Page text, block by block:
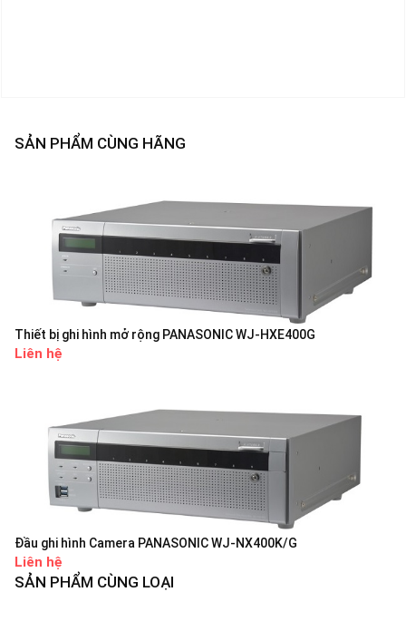
SẢN PHẨM CÙNG HÃNG
Thiết bị ghi hình mở rộng PANASONIC WJ-HXE400G
Liên hệ
Đầu ghi hình Camera PANASONIC WJ-NX400K/G
Liên hệ
SẢN PHẨM CÙNG LOẠI